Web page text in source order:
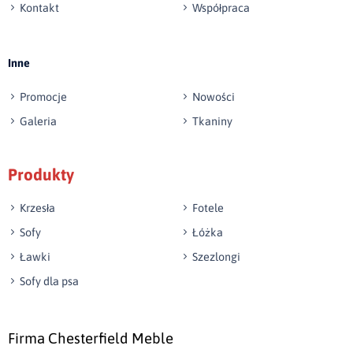
Wyślij opinię
Kontakt
Współpraca
Inne
Promocje
Nowości
Galeria
Tkaniny
Produkty
Krzesła
Fotele
Sofy
Łóżka
Ławki
Szezlongi
Sofy dla psa
Firma Chesterfield Meble